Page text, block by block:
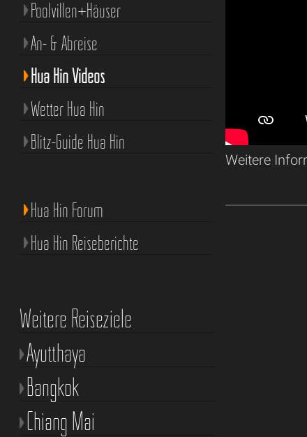
Weitere
Poolvillen+Häuser
An- & Abreise
Hua Hin Videos
Wetter Hua Hin
Blitz-Guide Hua Hin
Hua Hin Forum
Hua Hin Reiseberichte
Weitere Reiseziele
Ayutthaya
Bangkok
Chiang Mai